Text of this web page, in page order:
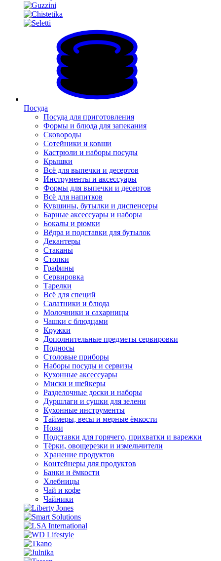
Посуда
Посуда для приготовления
Формы и блюда для запекания
Сковороды
Сотейники и ковши
Кастрюли и наборы посуды
Крышки
Всё для выпечки и десертов
Инструменты и аксессуары
Формы для выпечки и десертов
Всё для напитков
Кувшины, бутылки и диспенсеры
Барные аксессуары и наборы
Бокалы и рюмки
Вёдра и подставки для бутылок
Декантеры
Стаканы
Стопки
Графины
Сервировка
Тарелки
Всё для специй
Салатники и блюда
Молочники и сахарницы
Чашки с блюдцами
Кружки
Дополнительные предметы сервировки
Подносы
Столовые приборы
Наборы посуды и сервизы
Кухонные аксессуары
Миски и шейкеры
Разделочные доски и наборы
Дуршлаги и сушки для зелени
Кухонные инструменты
Таймеры, весы и мерные ёмкости
Ножи
Подставки для горячего, прихватки и варежки
Тёрки, овощерезки и измельчители
Хранение продуктов
Контейнеры для продуктов
Банки и ёмкости
Хлебницы
Чай и кофе
Чайники